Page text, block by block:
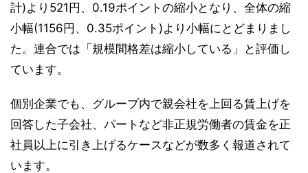
計)より521円、0.19ポイントの縮小となり、全体の縮
小幅(1156円、0.35ポイント)より小幅にとどまりまし
た。連合では「規模間格差は縮小している」と評価し
ています。
個別企業でも、グループ内で親会社を上回る賃上げを
回答した子会社、パートなど非正規労働者の賃金を正
社員以上に引き上げるケースなどが数多く報道されて
います。